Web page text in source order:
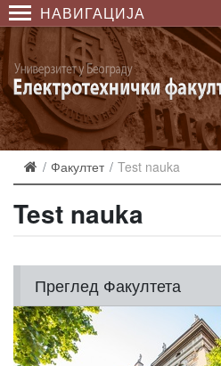
НАВИГАЦИЈА
Факултет Test nauka
Преглед Факултета
Test nauka